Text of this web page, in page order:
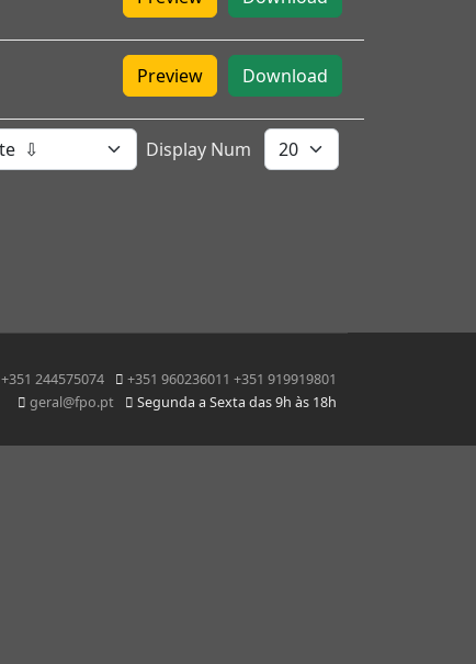
Download
Preview
Display Num
+351 244575074
+351 960236011 +351 919919801
geral@fpo.pt
Segunda a Sexta das 9h às 18h